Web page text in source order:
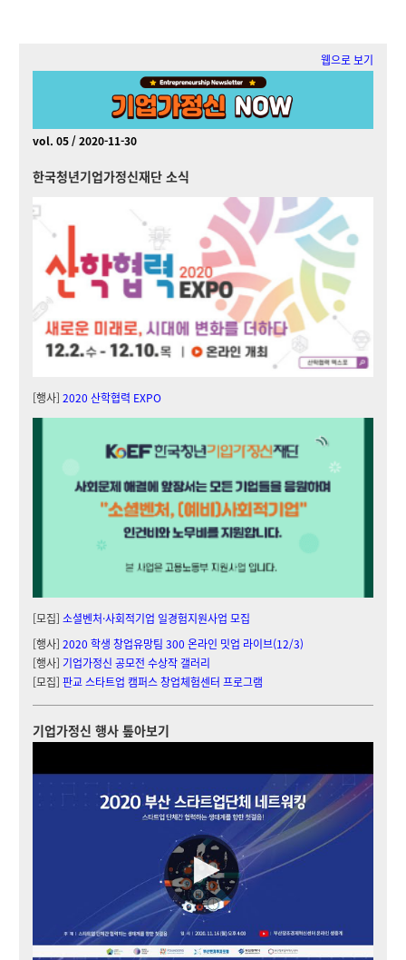
웹으로 보기
vol. 05 / 2020-11-30
한국청년기업가정신재단 소식
[행사] 2020 산학협력 EXPO
[모집] 소셜벤처·사회적기업 일경험지원사업 모집
[행사] 2020 학생 창업유망팀 300 온라인 밋업 라이브(12/3)
[행사] 기업가정신 공모전 수상작 갤러리
[모집] 판교 스타트업 캠퍼스 창업체험센터 프로그램
기업가정신 행사 톺아보기